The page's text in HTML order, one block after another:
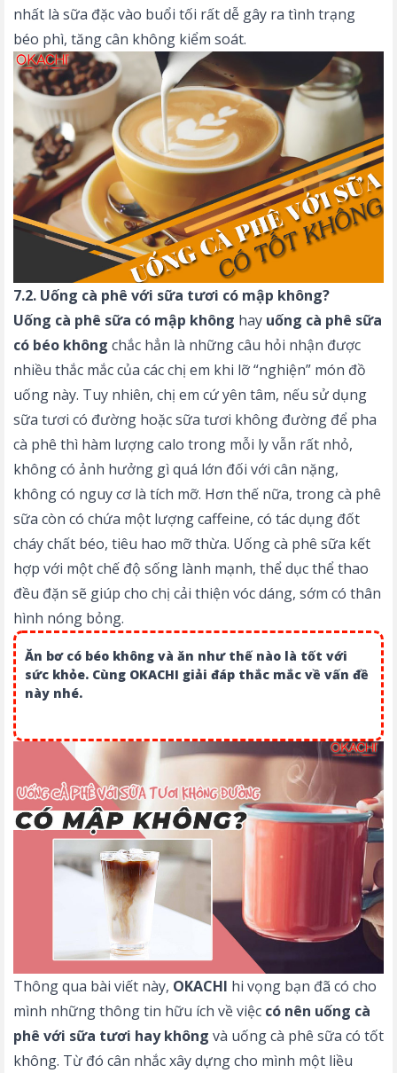
nhất là sữa đặc vào buổi tối rất dễ gây ra tình trạng
béo phì, tăng cân không kiểm soát.
7.2. Uống cà phê với sữa tươi có mập không?
Uống cà phê sữa có mập không hay uống cà phê sữa
có béo không chắc hẳn là những câu hỏi nhận được
nhiều thắc mắc của các chị em khi lỡ “nghiện” món đồ
uống này. Tuy nhiên, chị em cứ yên tâm, nếu sử dụng
sữa tươi có đường hoặc sữa tươi không đường để pha
cà phê thì hàm lượng calo trong mỗi ly vẫn rất nhỏ,
không có ảnh hưởng gì quá lớn đối với cân nặng,
không có nguy cơ là tích mỡ. Hơn thế nữa, trong cà phê
sữa còn có chứa một lượng caffeine, có tác dụng đốt
cháy chất béo, tiêu hao mỡ thừa. Uống cà phê sữa kết
hợp với một chế độ sống lành mạnh, thể dục thể thao
đều đặn sẽ giúp cho chị cải thiện vóc dáng, sớm có thân
hình nóng bỏng.
Ăn bơ có béo không và ăn như thế nào là tốt với
sức khỏe. Cùng OKACHI giải đáp thắc mắc về vấn đề
này nhé.
Thông qua bài viết này, OKACHI hi vọng bạn đã có cho
mình những thông tin hữu ích về việc có nên uống cà
phê với sữa tươi hay không và uống cà phê sữa có tốt
không. Từ đó cân nhắc xây dựng cho mình một liều